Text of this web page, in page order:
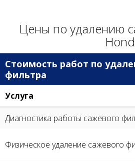
Цены по удалению
Стоимость работ по
фильтра
Услуга
Диагностика работы сажевого
Физическое удаление сажевого